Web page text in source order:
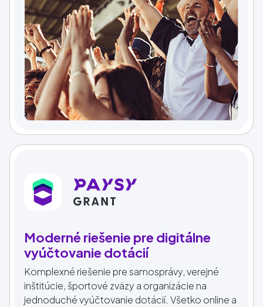
Moderné riešenie pre digitálne
vyúčtovanie dotácií
Komplexné riešenie pre samosprávy, verejné
inštitúcie, športové zväzy a organizácie na
jednoduché vyúčtovanie dotácií. Všetko online a